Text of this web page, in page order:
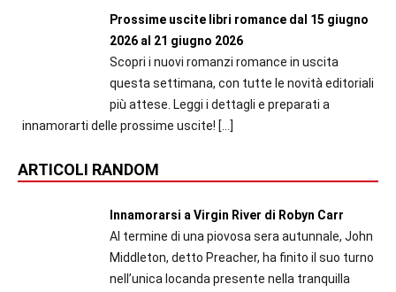
Prossime uscite libri romance dal 15 giugno
2026 al 21 giugno 2026
Scopri i nuovi romanzi romance in uscita
questa settimana, con tutte le novità editoriali
più attese. Leggi i dettagli e preparati a
innamorarti delle prossime uscite! […]
ARTICOLI RANDOM
Innamorarsi a Virgin River di Robyn Carr
Al termine di una piovosa sera autunnale, John
Middleton, detto Preacher, ha finito il suo turno
nell’unica locanda presente nella tranquilla